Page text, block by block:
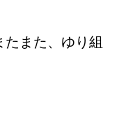
また、ゆり組